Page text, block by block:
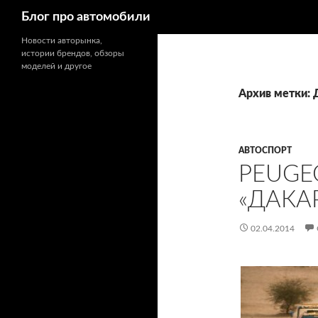
Блог про автомобили
Архив метки:
АВТОСПОРТ
02.04.2014
Новости авторынка,
истории брендов, обзоры
моделей и другое